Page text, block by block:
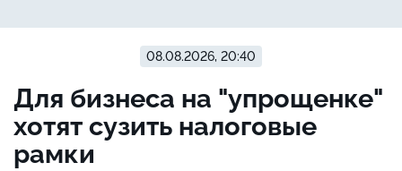
08.08.2026, 20:40
Для бизнеса на "упрощенке"
хотят сузить налоговые
рамки